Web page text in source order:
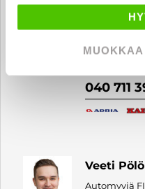
Antti
Automyyjä
040 711
Veeti
Automyyjä FI